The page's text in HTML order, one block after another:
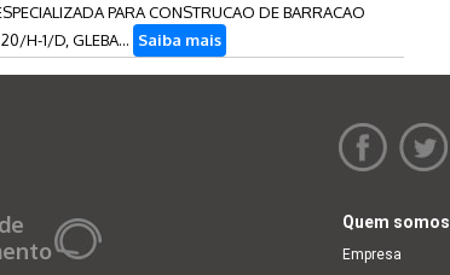
PARA CONSTRUCAO DE BARRACAO
H-1/D, GLEBA... Saiba mais
Quem somos
Empresa